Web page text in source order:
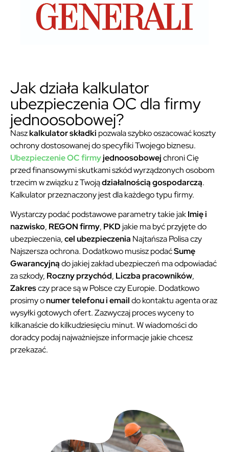
Jak działa kalkulator
ubezpieczenia OC dla firmy
jednoosobowej?
Naszkalkulator składki pozwala szybko oszacować koszty
ochrony dostosowanej do specyfiki Twojego biznesu.
Ubezpieczenie OC firmyjednoosobowejchroni Cię
przed finansowymi skutkami szkód wyrządzonych osobom
trzecim w związku z Twojądziałalnością gospodarczą.
Kalkulator przeznaczony jest dla każdego typu firmy.
Wystarczy podać podstawowe parametry takie jakImię i
nazwisko, REGON firmy, PKDjakie ma być przyjęte do
ubezpieczenia,cel ubezpieczenia Najtańsza Polisa czy
Najszersza ochrona. Dodatkowo musisz podaćSumę
Gwarancyjnądo jakiej zakład ubezpieczeń ma odpowiadać
za szkody, Roczny przychód, Liczba pracowników,
Zakresczy prace są w Polsce czy Europie. Dodatkowo
prosimy onumer telefonu i emaildo kontaktu agenta oraz
wysyłki gotowych ofert. Zazwyczaj proces wyceny to
kilkanaście do kilkudziesięciu minut. W wiadomości do
doradcy podaj najważniejsze informacje jakie chcesz
przekazać.